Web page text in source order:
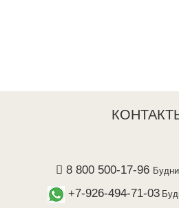
8 800 500-17-96
+7-926-494-71-03